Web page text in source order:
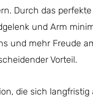
Durch das
und Arm
und mehr Freude
Vorteil.
die sich